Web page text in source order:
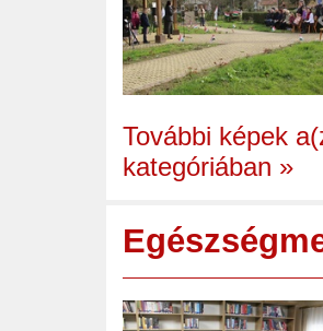
További képek
kategóriában »